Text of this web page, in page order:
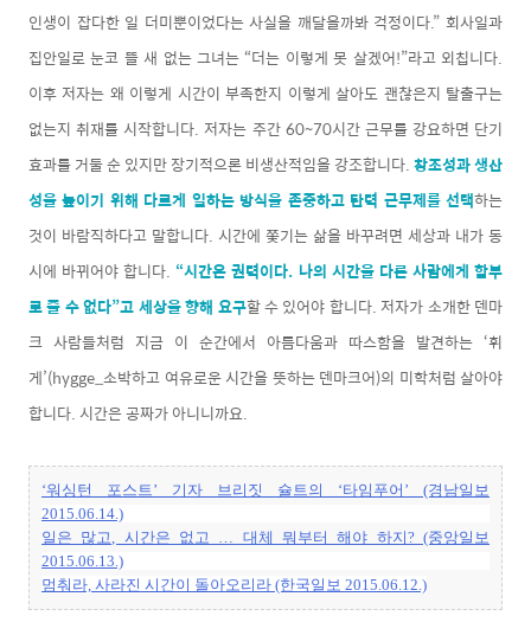
인생이 잡다한 일 더미뿐이었다는 사실을 깨달을까봐 걱정이다.” 회사일과
집안일로 눈코 뜰 새 없는 그녀는 “더는 이렇게 못 살겠어!”라고 외칩니다.
이후 저자는 왜 이렇게 시간이 부족한지 이렇게 살아도 괜찮은지 탈출구는
없는지 취재를 시작합니다. 저자는 주간 60~70시간 근무를 강요하면 단기
효과를 거둘 순 있지만 장기적으론 비생산적임을 강조합니다.창조성과 생산
성을 높이기 위해 다르게 일하는 방식을 존중하고 탄력 근무제를 선택하는
것이 바람직하다고 말합니다. 시간에 쫓기는 삶을 바꾸려면 세상과 내가 동
시에 바뀌어야 합니다. “시간은 권력이다. 나의 시간을 다른 사람에게 함부
로 줄 수 없다”고 세상을 향해 요구할 수 있어야 합니다. 저자가 소개한 덴마
크 사람들처럼 지금 이 순간에서 아름다움과 따스함을 발견하는 ‘휘
게’(hygge_소박하고 여유로운 시간을 뜻하는 덴마크어)의 미학처럼 살아야
합니다. 시간은 공짜가 아니니까요.
‘워싱턴 포스트’ 기자 브리짓 슐트의 ‘타임푸어’ (경남일보
2015.06.14.)
일은 많고, 시간은 없고 … 대체 뭐부터 해야 하지? (중앙일보
2015.06.13.)
멈춰라, 사라진 시간이 돌아오리라 (한국일보 2015.06.12.)